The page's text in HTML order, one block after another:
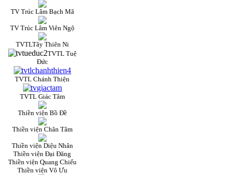
TV Trúc Lâm Bạch Mã
TV Trúc Lâm Viên Ngộ
TVTLTây Thiên Ni
TVTL Tuệ
Đức
TVTL Chánh Thiện
TVTL Giác Tâm
Thiền viện Bồ Đề
Thiền viện Chân Tâm
Thiền viện Diệu Nhân
Thiền viện Đại Đăng
Thiền viện Quang Chiếu
Thiền viện Vô Ưu